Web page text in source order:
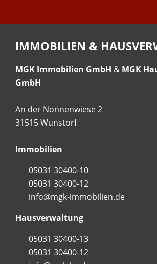
IMMOBILIEN &
MGK Immobilien GmbH & MGK
GmbH
An der Nonnenwiese 2
31515 Wunstorf
Immobilien
05031 30400-10
05031 30400-12
info@mgk-immobilien.de
Hausverwaltung
05031 30400-13
05031 30400-12